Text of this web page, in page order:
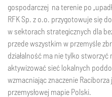
gospodarczej na terenie po
RFK Sp. z o.o. przygotowuje się
w sektorach strategicznych dla
przede wszystkim w przemyśle
działalność ma nie tylko stworzyć
aktywizować sieć lokalnych
wzmacniając znaczenie
przemysłowej mapie Polski.